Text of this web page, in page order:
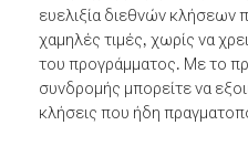
ευελιξία διεθνών κλήσεων
χαμηλές τιμές, χωρίς να
του προγράμματος. Με το
συνδρομής μπορείτε να
κλήσεις που ήδη